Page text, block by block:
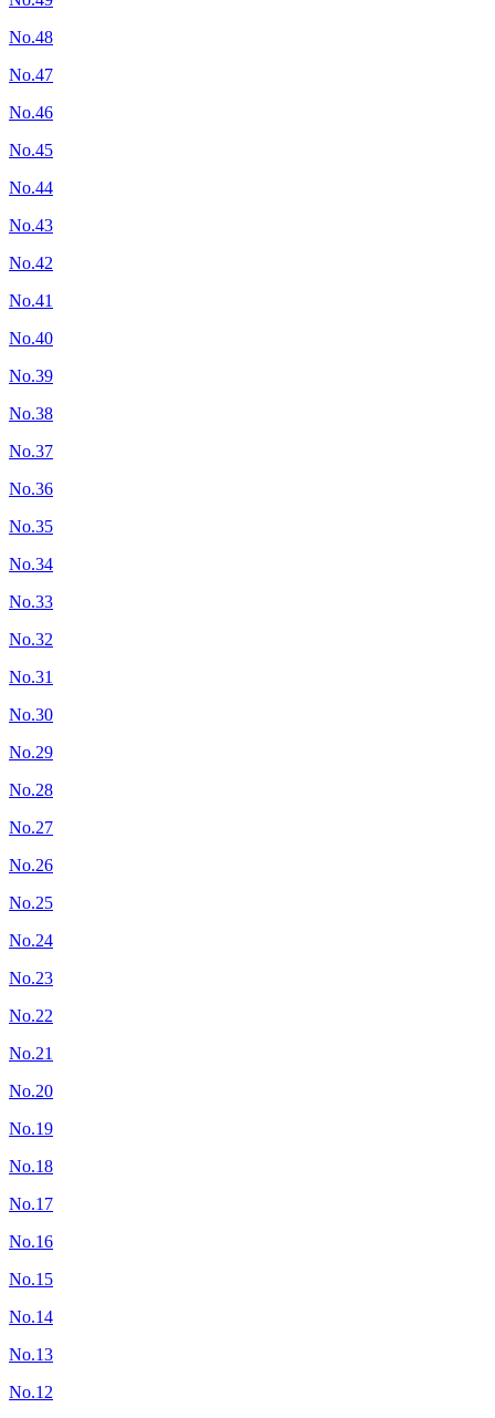
No.48
No.47
No.46
No.45
No.44
No.43
No.42
No.41
No.40
No.39
No.38
No.37
No.36
No.35
No.34
No.33
No.32
No.31
No.30
No.29
No.28
No.27
No.26
No.25
No.24
No.23
No.22
No.21
No.20
No.19
No.18
No.17
No.16
No.15
No.14
No.13
No.12